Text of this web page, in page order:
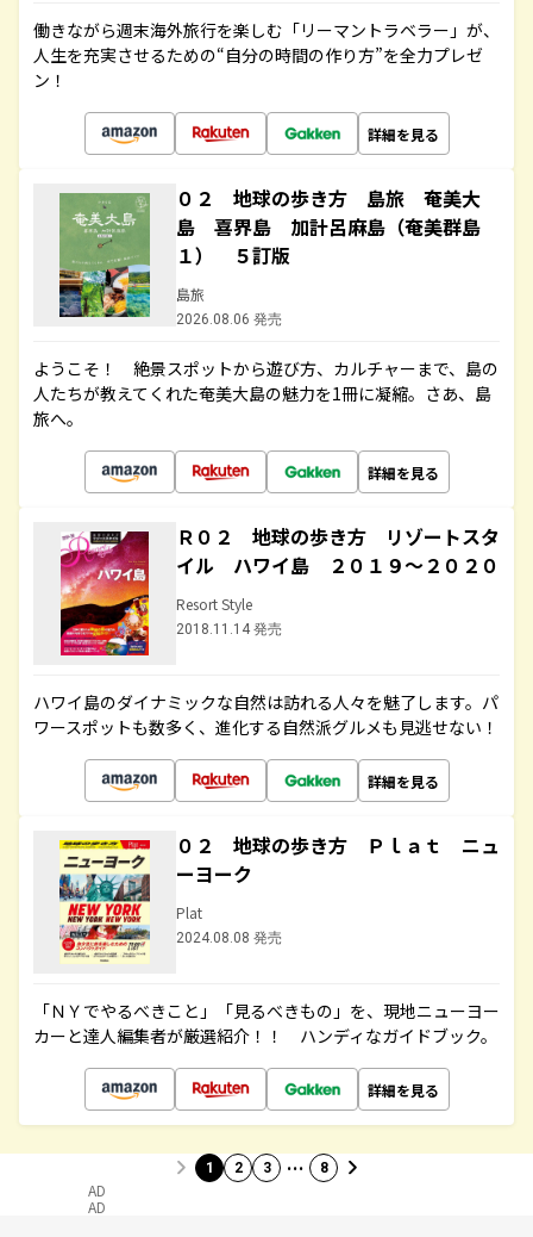
働きながら週末海外旅行を楽しむ「リーマントラベラー」が、
人生を充実させるための“自分の時間の作り方”を全力プレゼ
ン！
詳細を見る
０２ 地球の歩き方 島旅 奄美大
島 喜界島 加計呂麻島（奄美群島
１） ５訂版
島旅
2026.08.06 発売
ようこそ！ 絶景スポットから遊び方、カルチャーまで、島の
人たちが教えてくれた奄美大島の魅力を1冊に凝縮。さあ、島
旅へ。
詳細を見る
Ｒ０２ 地球の歩き方 リゾートスタ
イル ハワイ島 ２０１９～２０２０
Resort Style
2018.11.14 発売
ハワイ島のダイナミックな自然は訪れる人々を魅了します。パ
ワースポットも数多く、進化する自然派グルメも見逃せない！
詳細を見る
０２ 地球の歩き方 Ｐｌａｔ ニュ
ーヨーク
Plat
2024.08.08 発売
「ＮＹでやるべきこと」「見るべきもの」を、現地ニューヨー
カーと達人編集者が厳選紹介！！ ハンディなガイドブック。
詳細を見る
1 2 3 … 8
AD
AD